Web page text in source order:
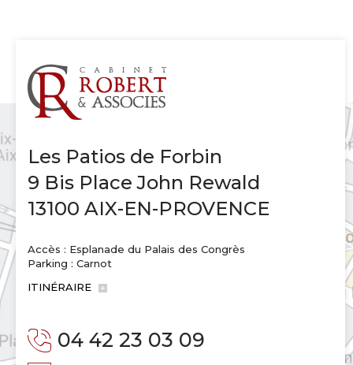
Les Patios de Forbin
9 Bis Place John Rewald
13100 AIX-EN-PROVENCE
Accès : Esplanade du Palais des Congrès
Parking : Carnot
ITINÉRAIRE
04 42 23 03 09